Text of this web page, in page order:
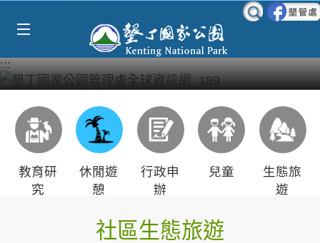
:::
教育研
究
休閒遊
憩
行政申
辦
兒童
生態旅
遊
社區生態旅遊